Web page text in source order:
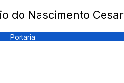
do Nascimento Cesar
Portaria